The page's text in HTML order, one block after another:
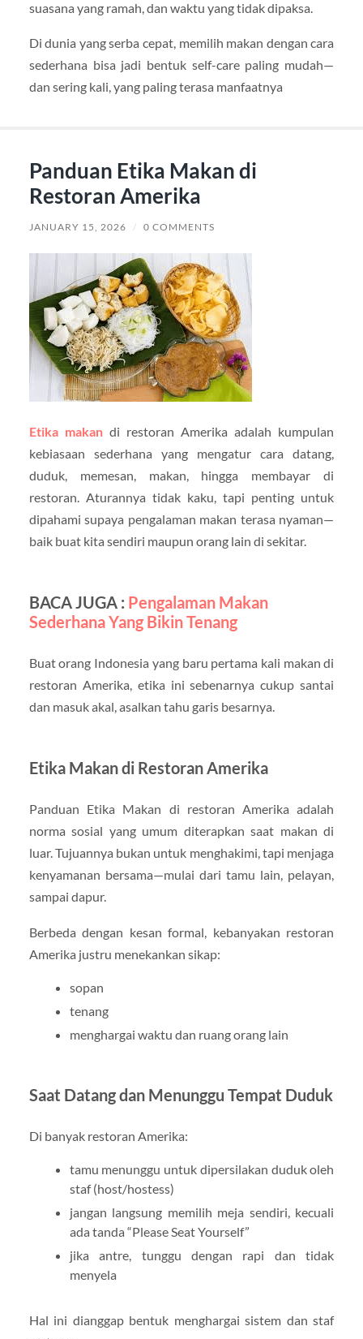
suasana yang ramah, dan waktu yang tidak dipaksa.
Di dunia yang serba cepat, memilih makan dengan cara
sederhana bisa jadi bentuk self-care paling mudah—
dan sering kali, yang paling terasa manfaatnya
Panduan Etika Makan di
Restoran Amerika
JANUARY 15, 2026 / 0 COMMENTS
Etika makandi restoran Amerika adalah kumpulan
kebiasaan sederhana yang mengatur cara datang,
duduk, memesan, makan, hingga membayar di
restoran. Aturannya tidak kaku, tapi penting untuk
dipahami supaya pengalaman makan terasa nyaman—
baik buat kita sendiri maupun orang lain di sekitar.
BACA JUGA : Pengalaman Makan
Sederhana Yang Bikin Tenang
Buat orang Indonesia yang baru pertama kali makan di
restoran Amerika, etika ini sebenarnya cukup santai
dan masuk akal, asalkan tahu garis besarnya.
Etika Makan di Restoran Amerika
Panduan Etika Makan di restoran Amerika adalah
norma sosial yang umum diterapkan saat makan di
luar. Tujuannya bukan untuk menghakimi, tapi menjaga
kenyamanan bersama—mulai dari tamu lain, pelayan,
sampai dapur.
Berbeda dengan kesan formal, kebanyakan restoran
Amerika justru menekankan sikap:
sopan
tenang
menghargai waktu dan ruang orang lain
Saat Datang dan Menunggu Tempat Duduk
Di banyak restoran Amerika:
tamu menunggu untuk dipersilakan duduk oleh
staf (host/hostess)
jangan langsung memilih meja sendiri, kecuali
ada tanda “Please Seat Yourself”
jika antre, tunggu dengan rapi dan tidak
menyela
Hal ini dianggap bentuk menghargai sistem dan staf